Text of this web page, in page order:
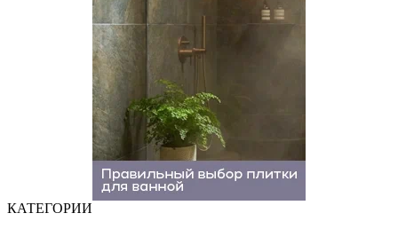
КАТЕГОРИИ